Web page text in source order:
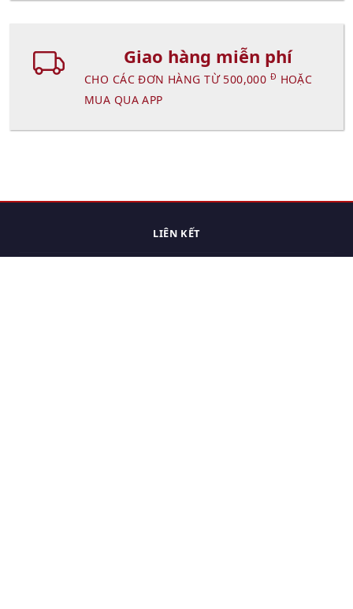
Giao hàng miễn phí
CHO CÁC ĐƠN HÀNG TỪ 500,000 Đ HOẶC
MUA QUA APP
LIÊN KẾT